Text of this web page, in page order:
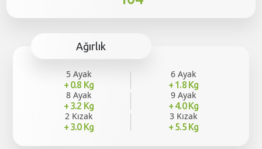
Ağırlık
5 Ayak
+ 0.8 Kg
6 Ayak
+ 1.8 Kg
8 Ayak
+ 3.2 Kg
9 Ayak
+ 4.0 Kg
2 Kızak
+ 3.0 Kg
3 Kızak
+ 5.5 Kg